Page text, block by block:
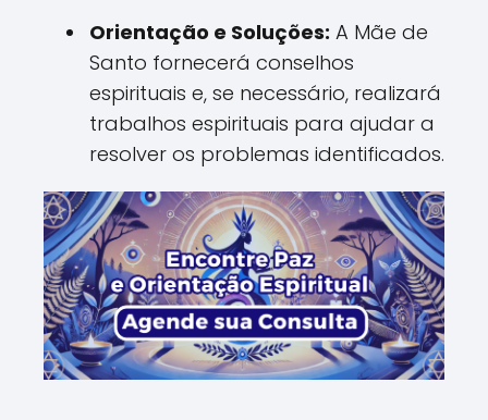
Orientação e Soluções: A Mãe de
Santo fornecerá conselhos
espirituais e, se necessário, realizará
trabalhos espirituais para ajudar a
resolver os problemas identificados.